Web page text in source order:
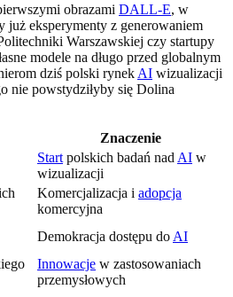
obrazami DALL-E, w
już eksperymenty z generowaniem
Warszawskiej czy startupy
modele na długo przed globalnym
dziś polski rynek AI wizualizacji
nie powstydziłyby się Dolina
Znaczenie
Start polskich badań nad AI w
wizualizacji
Komercjalizacja i adopcja
komercyjna
Demokracja dostępu do AI
Innowacje w zastosowaniach
przemysłowych